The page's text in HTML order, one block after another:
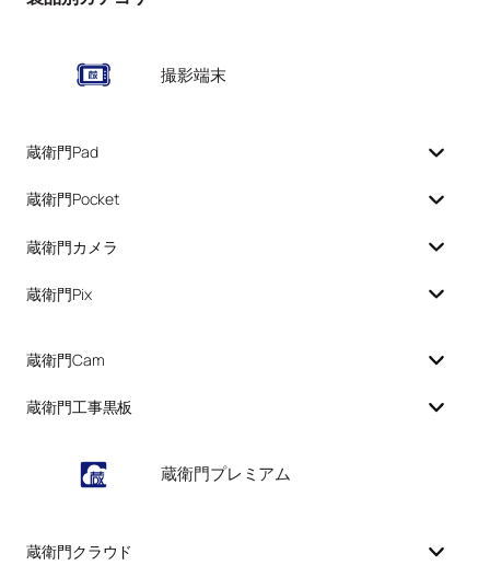
撮影端末
蔵衛門Pad
蔵衛門Pocket
蔵衛門カメラ
蔵衛門Pix
蔵衛門Cam
蔵衛門工事黒板
蔵衛門プレミアム
蔵衛門クラウド